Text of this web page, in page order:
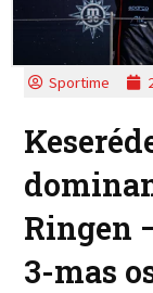
Sportime
Ringen
3-mas